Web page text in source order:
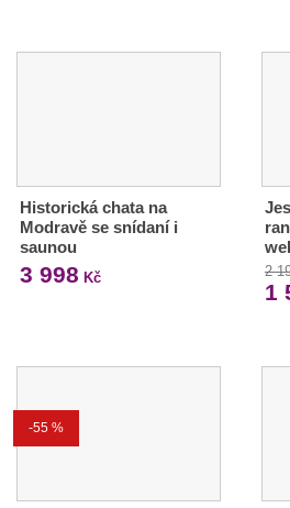
Historická chata na
Modravě se snídaní i
saunou
3 998 Kč 2
1
-55 %